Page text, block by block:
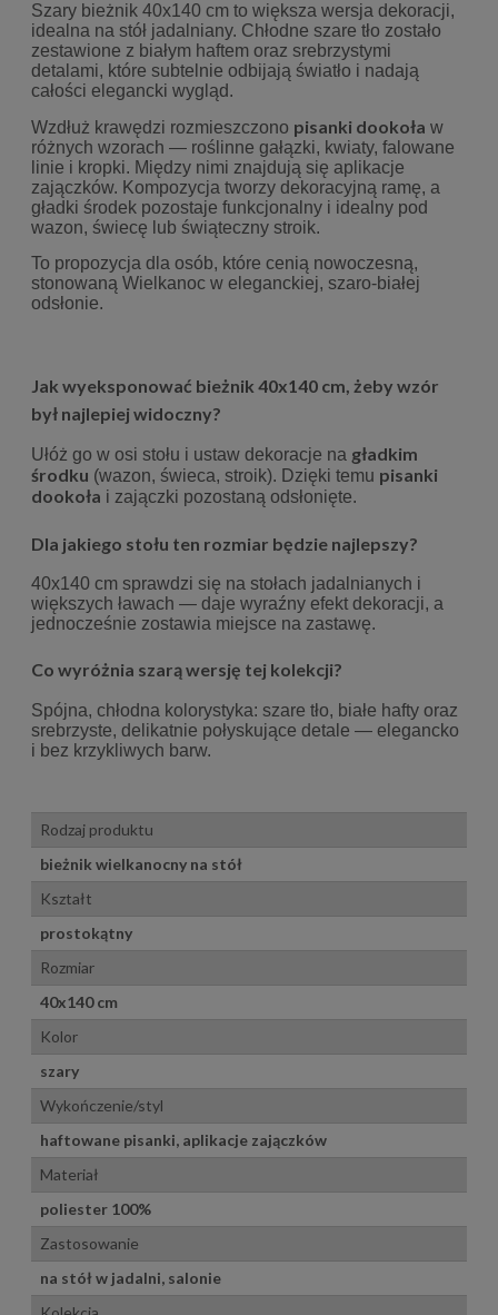
Szary bieżnik 40x140 cm to większa wersja dekoracji,
idealna na stół jadalniany. Chłodne szare tło zostało
zestawione z białym haftem oraz srebrzystymi
detalami, które subtelnie odbijają światło i nadają
całości elegancki wygląd.
Wzdłuż krawędzi rozmieszczono pisanki dookoła w
różnych wzorach — roślinne gałązki, kwiaty, falowane
linie i kropki. Między nimi znajdują się aplikacje
zajączków. Kompozycja tworzy dekoracyjną ramę, a
gładki środek pozostaje funkcjonalny i idealny pod
wazon, świecę lub świąteczny stroik.
To propozycja dla osób, które cenią nowoczesną,
stonowaną Wielkanoc w eleganckiej, szaro-białej
odsłonie.
Jak wyeksponować bieżnik 40x140 cm, żeby wzór
był najlepiej widoczny?
Ułóż go w osi stołu i ustaw dekoracje na gładkim
środku (wazon, świeca, stroik). Dzięki temu pisanki
dookoła i zajączki pozostaną odsłonięte.
Dla jakiego stołu ten rozmiar będzie najlepszy?
40x140 cm sprawdzi się na stołach jadalnianych i
większych ławach — daje wyraźny efekt dekoracji, a
jednocześnie zostawia miejsce na zastawę.
Co wyróżnia szarą wersję tej kolekcji?
Spójna, chłodna kolorystyka: szare tło, białe hafty oraz
srebrzyste, delikatnie połyskujące detale — elegancko
i bez krzykliwych barw.
Rodzaj produktu
bieżnik wielkanocny na stół
Kształt
prostokątny
Rozmiar
40x140 cm
Kolor
szary
Wykończenie/styl
haftowane pisanki, aplikacje zajączków
Materiał
poliester 100%
Zastosowanie
na stół w jadalni, salonie